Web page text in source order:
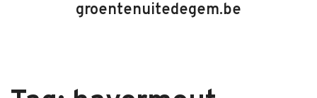
groentenuitedegem.be